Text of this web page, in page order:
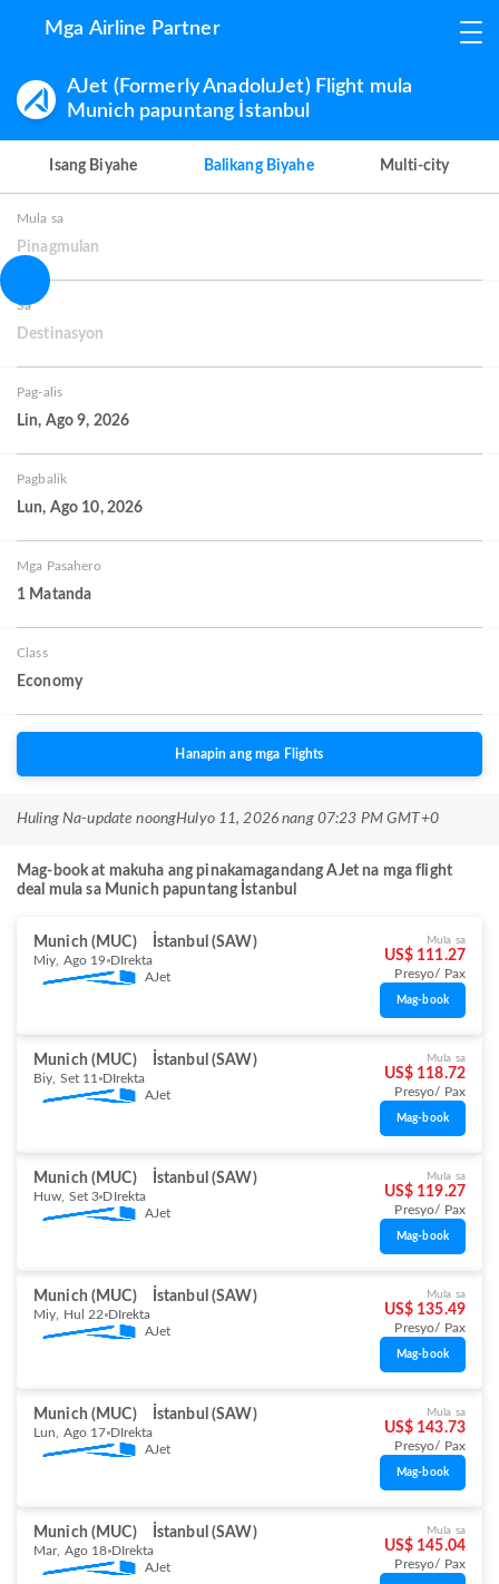
Mga Airline Partner
AJet (Formerly AnadoluJet) Flight mula
Munich papuntang İstanbul
Isang Biyahe Balikang Biyahe Multi-city
Mula sa
Pinagmulan
Sa
Destinasyon
Pag-alis
Lin, Ago 9, 2026
Pagbalik
Lun, Ago 10, 2026
Mga Pasahero
1 Matanda
Class
Economy
Hanapin ang mga Flights
Huling Na-update noongHulyo 11, 2026 nang 07:23 PM GMT+0
Mag-book at makuha ang pinakamagandang AJet na mga flight
deal mula sa Munich papuntang İstanbul
Munich (MUC) İstanbul (SAW)
Miy, Ago 19 DIrekta
AJet
Mula sa
US$ 111.27
Presyo/ Pax
Mag-book
Munich (MUC) İstanbul (SAW)
Biy, Set 11 DIrekta
AJet
Mula sa
US$ 118.72
Presyo/ Pax
Mag-book
Munich (MUC) İstanbul (SAW)
Huw, Set 3 DIrekta
AJet
Mula sa
US$ 119.27
Presyo/ Pax
Mag-book
Munich (MUC) İstanbul (SAW)
Miy, Hul 22 DIrekta
AJet
Mula sa
US$ 135.49
Presyo/ Pax
Mag-book
Munich (MUC) İstanbul (SAW)
Lun, Ago 17 DIrekta
AJet
Mula sa
US$ 143.73
Presyo/ Pax
Mag-book
Munich (MUC) İstanbul (SAW)
Mar, Ago 18 DIrekta
AJet
Mula sa
US$ 145.04
Presyo/ Pax